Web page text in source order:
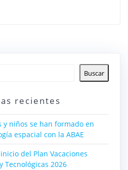
Buscar
recientes
y niños se han formado en
espacial con la ABAE
del Plan Vacaciones
Tecnológicas 2026